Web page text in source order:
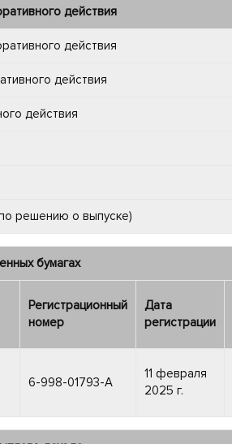
действия
действия
действия
действия
решению о выпуске)
бумагах
Регистрационный
номер
Дата
регистрации
6-998-01793-A
11 февраля
2025 г.